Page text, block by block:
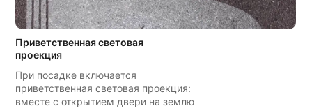
Приветственная световая
проекция
При посадке включается
приветственная световая проекция:
вместе с открытием двери на землю